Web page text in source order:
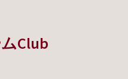
Club